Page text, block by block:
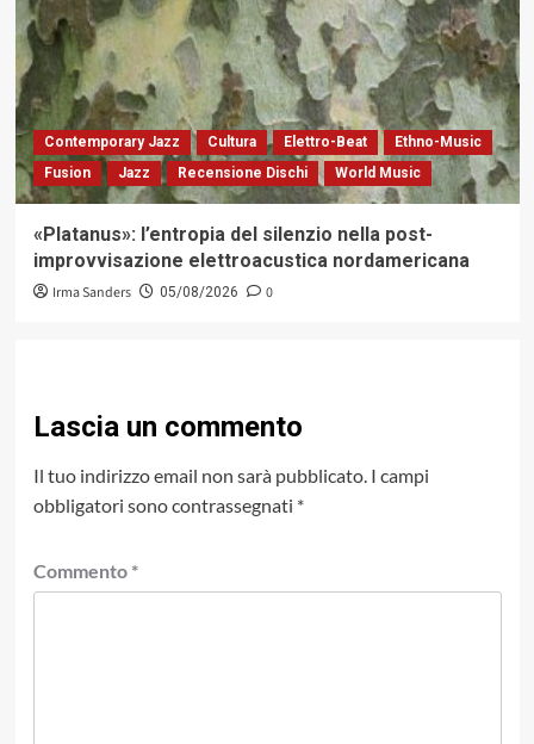
Contemporary Jazz Cultura Elettro-Beat
Ethno-Music
Fusion
Jazz Recensione Dischi World Music
«Platanus»: l’entropia del silenzio nella post-
improvvisazione elettroacustica nordamericana
Irma Sanders 05/08/2026 0
Lascia un commento
Il tuo indirizzo email non sarà pubblicato. I campi
obbligatori sono contrassegnati *
Commento *